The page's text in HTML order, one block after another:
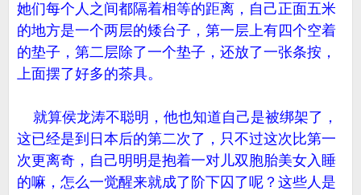
她们每个人之间都隔着相等的距离，自己正面五米
的地方是一个两层的矮台子，第一层上有四个空着
的垫子，第二层除了一个垫子，还放了一张条按，
上面摆了好多的茶具。
就算侯龙涛不聪明，他也知道自己是被绑架了，
这已经是到日本后的第二次了，只不过这次比第一
次更离奇，自己明明是抱着一对儿双胞胎美女入睡
的嘛，怎么一觉醒来就成了阶下囚了呢？这些人是